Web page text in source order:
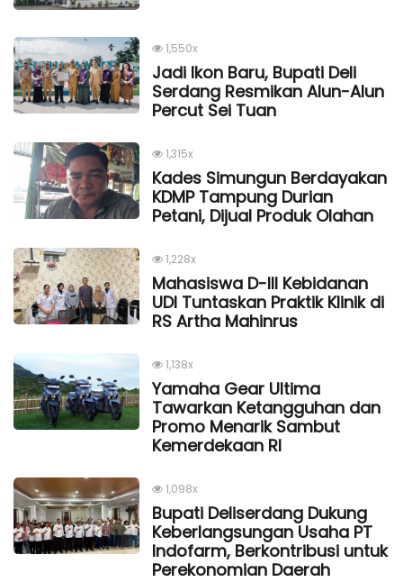
1,550x
Jadi Ikon Baru, Bupati Deli
Serdang Resmikan Alun-Alun
Percut Sei Tuan
1,315x
Kades Simungun Berdayakan
KDMP Tampung Durian
Petani, Dijual Produk Olahan
1,228x
Mahasiswa D-III Kebidanan
UDI Tuntaskan Praktik Klinik di
RS Artha Mahinrus
1,138x
Yamaha Gear Ultima
Tawarkan Ketangguhan dan
Promo Menarik Sambut
Kemerdekaan Rl
1,098x
Bupati Deliserdang Dukung
Keberlangsungan Usaha PT
Indofarm, Berkontribusi untuk
Perekonomian Daerah